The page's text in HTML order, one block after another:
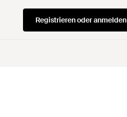
Registrieren oder anmelden